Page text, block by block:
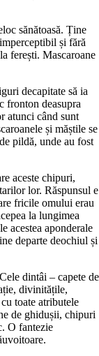
sănătoasă. Ține
și fără
ferești. Mascaroane
decapitate să ia
fronton deasupra
atunci când sunt
și măștile se
pildă, unde au fost
aceste chipuri,
lor. Răspunsul e
fricile omului erau
la lungimea
acestea aponderale
departe deochiul și
dintâi – capete de
divinitățile,
toate atributele
de ghidușii, chipuri
O fantezie